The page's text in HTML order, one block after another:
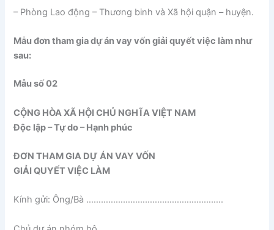
– Phòng Lao động – Thương binh và Xã hội quận – huyện.
Mẫu đơn tham gia dự án vay vốn giải quyết việc làm như
sau:
Mẫu số 02
CỘNG HÒA XÃ HỘI CHỦ NGHĨA VIỆT NAM
Độc lập – Tự do – Hạnh phúc
ĐƠN THAM GIA DỰ ÁN VAY VỐN
GIẢI QUYẾT VIỆC LÀM
Kính gửi: Ông/Bà ………………………………………………..